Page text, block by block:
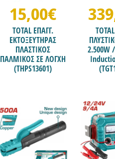
15,00€
TOTAL ΕΠΑΓΓ.
ΕΚΤΟΞΕΥΤΗΡΑΣ
ΠΛΑΣΤΙΚΟΣ
ΠΑΛΜΙΚΟΣ ΣΕ ΛΟΓΧΗ
(THPS13601)
2.500W